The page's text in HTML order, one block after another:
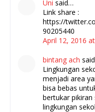
Uni said…
Link share :
https://
90205440
April 12, 2016
bintang ach
Lingkungan
menjadi area
bisa bebas
bertukar
lingkungan